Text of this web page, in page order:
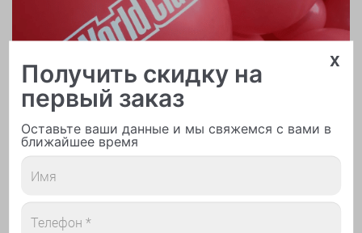
Печать логотипа
x
Получить скидку на
первый заказ
Оставьте ваши данные и мы свяжемся с вами в
ближайшее время